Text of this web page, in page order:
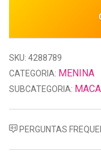
SKU: 4288789
CATEGORIA: MENINA
SUBCATEGORIA:
PERGUNTAS